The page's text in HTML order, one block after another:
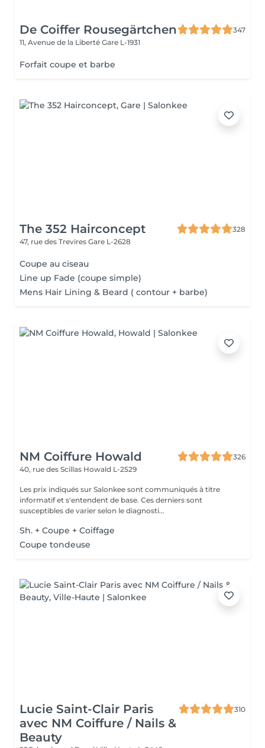
De Coiffer Rousegärtchen
347
11, Avenue de la Liberté Gare L-1931
Forfait coupe et barbe
The 352 Hairconcept
328
47, rue des Trevires Gare L-2628
Coupe au ciseau
Line up Fade (coupe simple)
Mens Hair Lining & Beard ( contour + barbe)
NM Coiffure Howald
326
40, rue des Scillas Howald L-2529
Les prix indiqués sur Salonkee sont communiqués à titre
informatif et s'entendent de base. Ces derniers sont
susceptibles de varier selon le diagnosti...
Sh. + Coupe + Coiffage
Coupe tondeuse
Lucie Saint-Clair Paris
avec NM Coiffure / Nails &
Beauty
310